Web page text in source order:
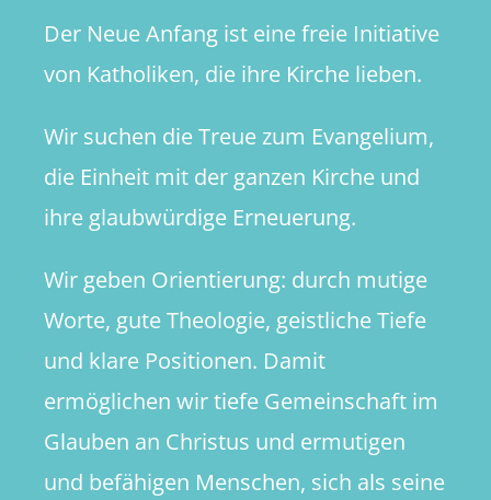
Der Neue Anfang ist eine freie Initiative
von Katholiken, die ihre Kirche lieben.
Wir suchen die Treue zum Evangelium,
die Einheit mit der ganzen Kirche und
ihre glaubwürdige Erneuerung.
Wir geben Orientierung: durch mutige
Worte, gute Theologie, geistliche Tiefe
und klare Positionen. Damit
ermöglichen wir tiefe Gemeinschaft im
Glauben an Christus und ermutigen
und befähigen Menschen, sich als seine